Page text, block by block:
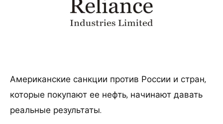
Американские санкции против России и стран,
которые покупают ее нефть, начинают давать
реальные результаты.